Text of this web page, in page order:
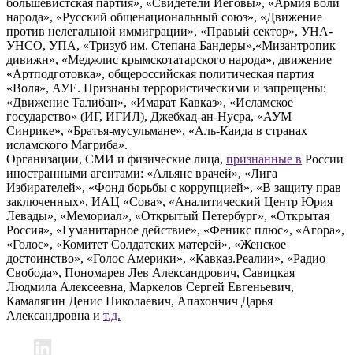
большевистская партия», «Свидетели Иеговы», «Армия воли
народа», «Русский общенациональный союз», «Движение
против нелегальной иммиграции», «Правый сектор», УНА-
УНСО, УПА, «Тризуб им. Степана Бандеры»,«Мизантропик
дивижн», «Меджлис крымскотатарского народа», движение
«Артподготовка», общероссийская политическая партия
«Воля», АУЕ. Признаны террористическими и запрещены:
«Движение Талибан», «Имарат Кавказ», «Исламское
государство» (ИГ, ИГИЛ), Джебхад-ан-Нусра, «АУМ
Синрике», «Братья-мусульмане», «Аль-Каида в странах
исламского Магриба».
Организации, СМИ и физические лица, признанные в России
иностранными агентами: «Альянс врачей», «Лига
Избирателей», «Фонд борьбы с коррупцией», «В защиту прав
заключенных», ИАЦ «Сова», «Аналитический Центр Юрия
Левады», «Мемориал», «Открытый Петербург», «Открытая
Россия», «Гуманитарное действие», «Феникс плюс», «Агора»,
«Голос», «Комитет Солдатских матерей», «Женское
достоинство», «Голос Америки», «Кавказ.Реалии», «Радио
Свобода», Пономарев Лев Александрович, Савицкая
Людмила Алексеевна, Маркелов Сергей Евгеньевич,
Камалягин Денис Николаевич, Апахончич Дарья
Александровна и т.д.